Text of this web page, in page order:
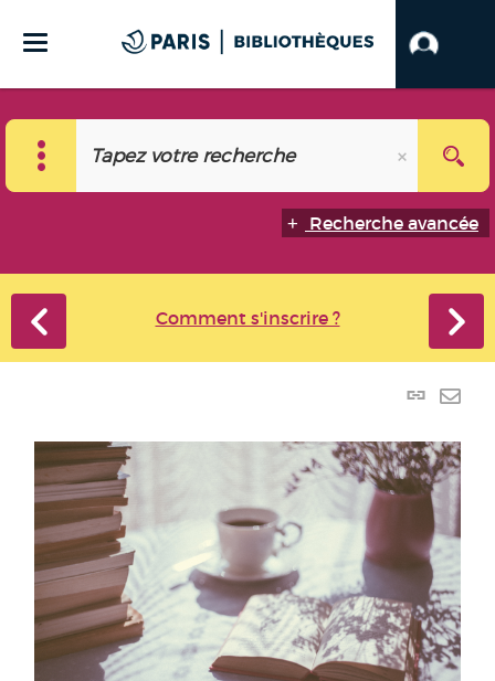
Recherche avancée
Comment s'inscrire ?
Lien
par
mail